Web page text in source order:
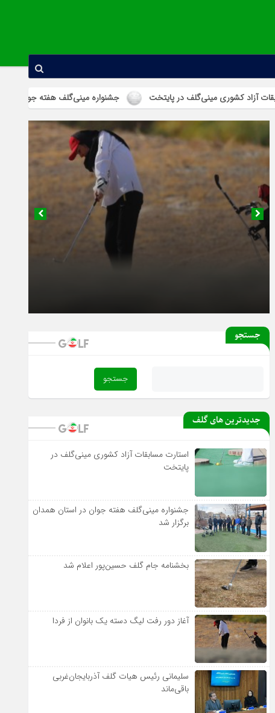
مینی‌گلف در پایتخت جشنواره مینی‌گلف هفته جوان در استان همدان
جستجو
جدیدترین های گلف
استارت مسابقات آزاد کشوری مینی‌گلف در
پایتخت
جشنواره مینی‌گلف هفته جوان در استان همدان
برگزار شد
بخشنامه جام گلف حسین‌پور اعلام شد
آغاز دور رفت لیگ دسته یک بانوان از فردا
سلیمانی رئیس هیات گلف آذربایجان‌غربی
باقی‌ماند